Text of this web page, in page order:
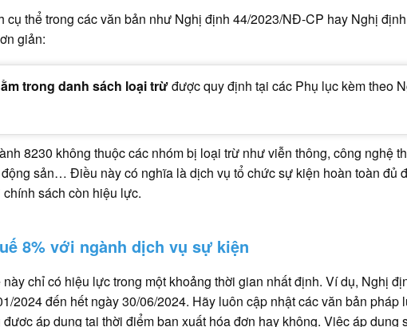
thể trong các văn bản như Nghị định 44/2023/NĐ-CP hay Nghị định
giản:
trong danh sách loại trừđược quy định tại các Phụ lục kèm theo
8230 không thuộc các nhóm bị loại trừ như viễn thông, công nghệ
sản… Điều này có nghĩa là dịch vụ tổ chức sự kiện hoàn toàn đủ
sách còn hiệu lực.
8% với ngành dịch vụ sự kiện
chỉ có hiệu lực trong một khoảng thời gian nhất định. Ví dụ, Nghị
2024 đến hết ngày 30/06/2024. Hãy luôn cập nhật các văn bản pháp
áp dụng tại thời điểm bạn xuất hóa đơn hay không. Việc áp dụng